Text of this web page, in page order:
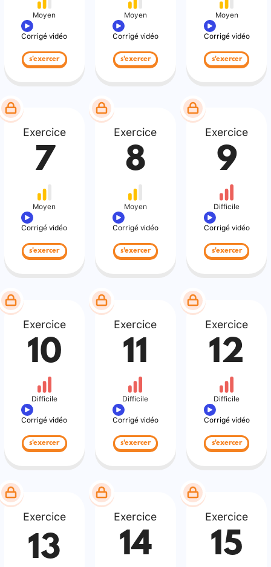
Moyen
Corrigé vidéo
s'exercer
Moyen
Corrigé vidéo
s'exercer
Moyen
Corrigé vidéo
s'exercer
Exercice
7
Moyen
Corrigé vidéo
s'exercer
Exercice
8
Moyen
Corrigé vidéo
s'exercer
Exercice
9
Difficile
Corrigé vidéo
s'exercer
Exercice
10
Difficile
Corrigé vidéo
s'exercer
Exercice
11
Difficile
Corrigé vidéo
s'exercer
Exercice
12
Difficile
Corrigé vidéo
s'exercer
Exercice
13
Exercice
14
Exercice
15